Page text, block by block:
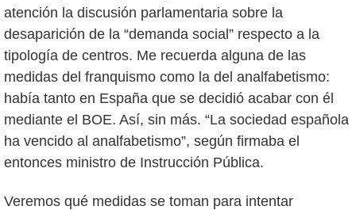
atención la discusión parlamentaria sobre la
desaparición de la “demanda social” respecto a la
tipología de centros. Me recuerda alguna de las
medidas del franquismo como la del analfabetismo:
había tanto en España que se decidió acabar con él
mediante el BOE. Así, sin más. “La sociedad española
ha vencido al analfabetismo”, según firmaba el
entonces ministro de Instrucción Pública.
Veremos qué medidas se toman para intentar